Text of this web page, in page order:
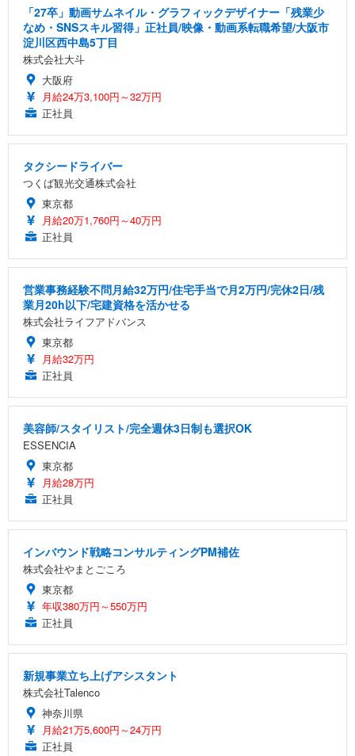
「27卒」動画サムネイル・グラフィックデザイナー「残業少
なめ・SNSスキル習得」正社員/映像・動画系転職希望/大阪市
淀川区西中島5丁目
株式会社大斗
大阪府
月給24万3,100円～32万円
正社員
タクシードライバー
つくば観光交通株式会社
東京都
月給20万1,760円～40万円
正社員
営業事務経験不問月給32万円/住宅手当で月2万円/完休2日/残
業月20h以下/宅建資格を活かせる
株式会社ライフアドバンス
東京都
月給32万円
正社員
美容師/スタイリスト/完全週休3日制も選択OK
ESSENCIA
東京都
月給28万円
正社員
インバウンド戦略コンサルティングPM補佐
株式会社やまとごころ
東京都
年収380万円～550万円
正社員
新規事業立ち上げアシスタント
株式会社Talenco
神奈川県
月給21万5,600円～24万円
正社員